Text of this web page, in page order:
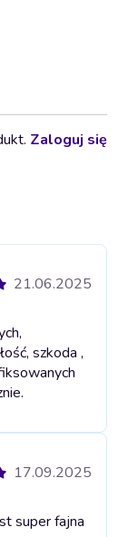
Zaloguj się
21.06.2025
szkoda ,
17.09.2025
super fajna